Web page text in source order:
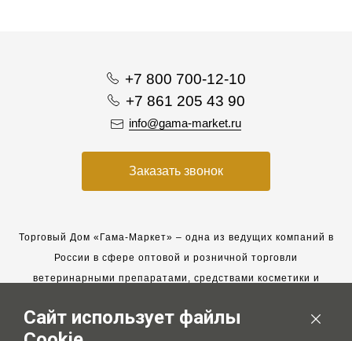
+7 800 700-12-10
+7 861 205 43 90
info@gama-market.ru
Заказать звонок
Торговый Дом «Гама-Маркет» – одна из ведущих компаний в
России в сфере оптовой и розничной торговли
ветеринарными препаратами, средствами косметики и
Мы работаем с 2005 года. Мы приглашаем к сотрудничеству
Сайт использует файлы